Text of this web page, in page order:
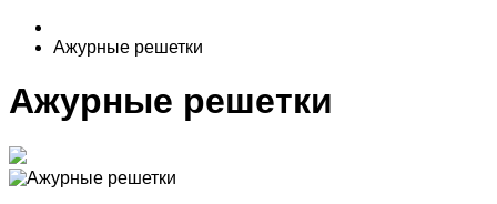
Ажурные решетки
Ажурные решетки